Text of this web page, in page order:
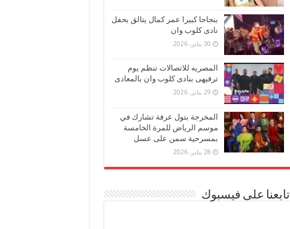
بنجاحا كبيرا عمر كمال يتالق بحفل
نادى كلوب وان
30 يناير، 2026
المصريه للاتصالات تنظم يوم
ترفيهى بنادى كلوب وان بالمعادى
29 يناير، 2026
المخرجة بتول عرفة تشارك في
موسم الرياض للمرة الخامسة
بمسرحية سمن على عسل
28 يناير، 2026
تابعنا على فيسبوك